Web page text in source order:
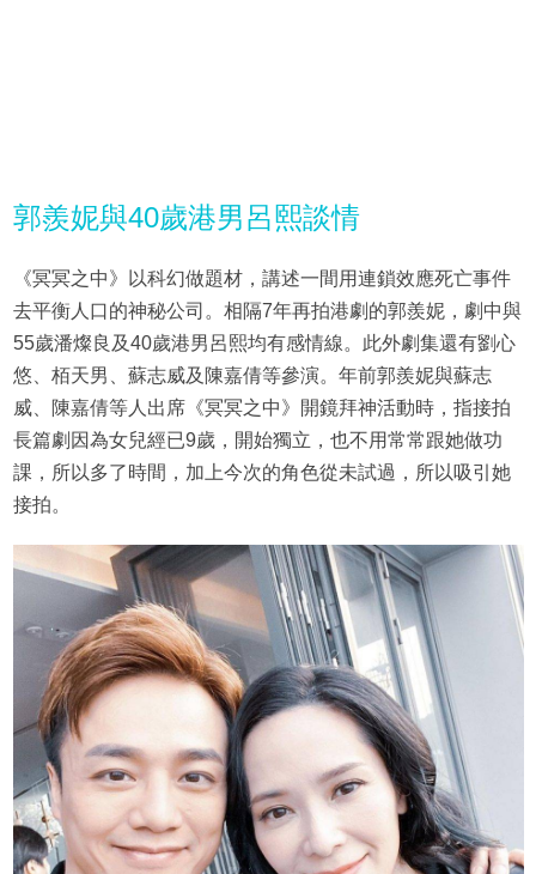
郭羨妮與40歲港男呂熙談情
《冥冥之中》以科幻做題材，講述一間用連鎖效應死亡事件
去平衡人口的神秘公司。相隔7年再拍港劇的郭羨妮，劇中與
55歲潘燦良及40歲港男呂熙均有感情線。此外劇集還有劉心
悠、栢天男、蘇志威及陳嘉倩等參演。年前郭羨妮與蘇志
威、陳嘉倩等人出席《冥冥之中》開鏡拜神活動時，指接拍
長篇劇因為女兒經已9歲，開始獨立，也不用常常跟她做功
課，所以多了時間，加上今次的角色從未試過，所以吸引她
接拍。